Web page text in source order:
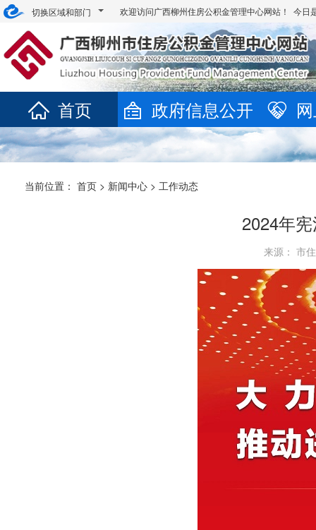
切换区域和部门 欢迎访问广西柳州住房公积金管理中心网站！ 今日
首页 政府信息公开
当前位置： 首页 > 新闻中心 > 工作动态
2024年
来源： 市